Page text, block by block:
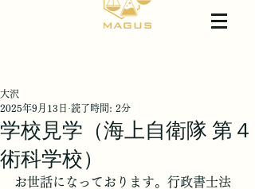
学校見学（海上自衛隊 第４
術科学校）
大沢
2025年9月13日 読了時間: 2分
お世話になっております。行政書士法